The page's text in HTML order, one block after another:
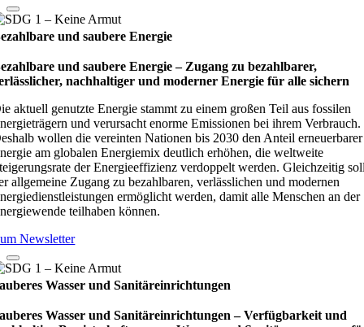
und saubere Energie
und saubere Energie – Zugang zu bezahlbarer,
nachhaltiger und moderner Energie für alle sichern
aktuell genutzte Energie stammt zu einem großen Teil aus fossilen
und verursacht enorme Emissionen bei ihrem Verbrauch.
wollen die vereinten Nationen bis 2030 den Anteil erneuerbarer
am globalen Energiemix deutlich erhöhen, die weltweite
der Energieeffizienz verdoppelt werden. Gleichzeitig
allgemeine Zugang zu bezahlbaren, verlässlichen und modernen
ermöglicht werden, damit alle Menschen an der
teilhaben können.
Newsletter
Wasser und Sanitäreinrichtungen
Wasser und Sanitäreinrichtungen – Verfügbarkeit und